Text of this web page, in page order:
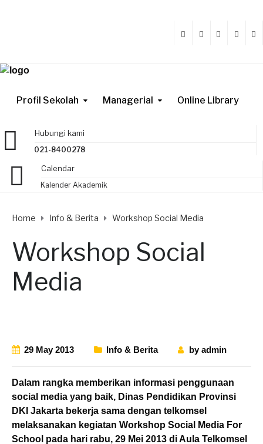
Profil Sekolah Managerial Online Library
Hubungi kami
021-8400278
Calendar
Kalender Akademik
Home Info & Berita Workshop Social Media
Workshop Social
Media
29 May 2013 Info & Berita byadmin
Dalam rangka memberikan informasi penggunaan
social media yang baik, Dinas Pendidikan Provinsi
DKI Jakarta bekerja sama dengan telkomsel
melaksanakan kegiatan Workshop Social Media For
School pada hari rabu, 29 Mei 2013 di Aula Telkomsel